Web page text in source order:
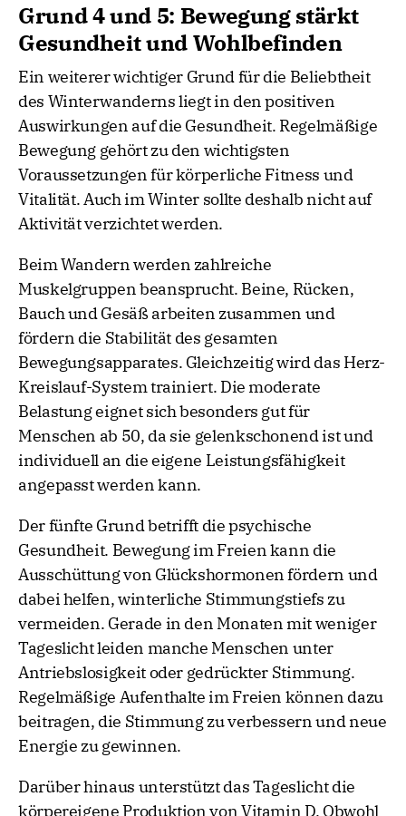
Grund 4 und 5: Bewegung stärkt
Gesundheit und Wohlbefinden
Ein weiterer wichtiger Grund für die Beliebtheit
des Winterwanderns liegt in den positiven
Auswirkungen auf die Gesundheit. Regelmäßige
Bewegung gehört zu den wichtigsten
Voraussetzungen für körperliche Fitness und
Vitalität. Auch im Winter sollte deshalb nicht auf
Aktivität verzichtet werden.
Beim Wandern werden zahlreiche
Muskelgruppen beansprucht. Beine, Rücken,
Bauch und Gesäß arbeiten zusammen und
fördern die Stabilität des gesamten
Bewegungsapparates. Gleichzeitig wird das Herz-
Kreislauf-System trainiert. Die moderate
Belastung eignet sich besonders gut für
Menschen ab 50, da sie gelenkschonend ist und
individuell an die eigene Leistungsfähigkeit
angepasst werden kann.
Der fünfte Grund betrifft die psychische
Gesundheit. Bewegung im Freien kann die
Ausschüttung von Glückshormonen fördern und
dabei helfen, winterliche Stimmungstiefs zu
vermeiden. Gerade in den Monaten mit weniger
Tageslicht leiden manche Menschen unter
Antriebslosigkeit oder gedrückter Stimmung.
Regelmäßige Aufenthalte im Freien können dazu
beitragen, die Stimmung zu verbessern und neue
Energie zu gewinnen.
Darüber hinaus unterstützt das Tageslicht die
körpereigene Produktion von Vitamin D. Obwohl